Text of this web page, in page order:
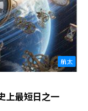
航太
上最短日之一